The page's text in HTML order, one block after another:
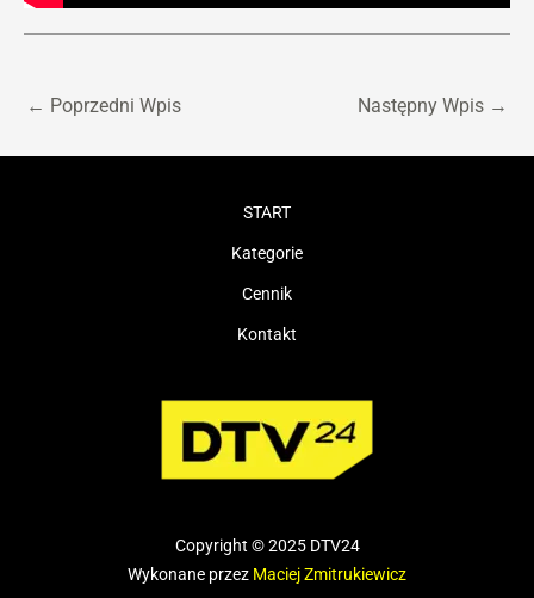
← Poprzedni Wpis Następny Wpis →
START
Kategorie
Cennik
Kontakt
Copyright © 2025 DTV24
Wykonane przez Maciej Zmitrukiewicz